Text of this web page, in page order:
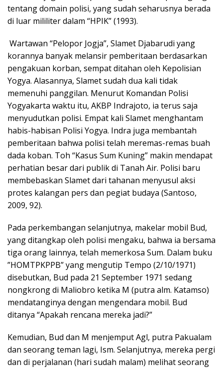
tentang domain polisi, yang sudah seharusnya berada
di luar mililiter dalam “HPIK” (1993).
Wartawan “Pelopor Jogja”, Slamet Djabarudi yang
korannya banyak melansir pemberitaan berdasarkan
pengakuan korban, sempat ditahan oleh Kepolisian
Yogya. Alasannya, Slamet sudah dua kali tidak
memenuhi panggilan. Menurut Komandan Polisi
Yogyakarta waktu itu, AKBP Indrajoto, ia terus saja
menyudutkan polisi. Empat kali Slamet menghantam
habis-habisan Polisi Yogya. Indra juga membantah
pemberitaan bahwa polisi telah meremas-remas buah
dada koban. Toh “Kasus Sum Kuning” makin mendapat
perhatian besar dari publik di Tanah Air. Polisi baru
membebaskan Slamet dari tahanan menyusul aksi
protes kalangan pers dan pegiat budaya (Santoso,
2009, 92).
Pada perkembangan selanjutnya, makelar mobil Bud,
yang ditangkap oleh polisi mengaku, bahwa ia bersama
tiga orang lainnya, telah memerkosa Sum. Dalam buku
”HOMTPKPPB” yang mengutip Tempo (2/10/1971)
disebutkan, Bud pada 21 September 1971 sedang
nongkrong di Maliobro ketika M (putra alm. Katamso)
mendatanginya dengan mengendara mobil. Bud
ditanya “Apakah rencana mereka jadi?”
Kemudian, Bud dan M menjemput Agl, putra Pakualam
dan seorang teman lagi, Ism. Selanjutnya, mereka pergi
dan di perjalanan (hari sudah malam) melihat seorang